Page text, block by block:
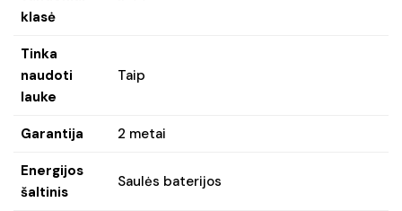
klasė
Tinka
naudoti
lauke
Taip
Garantija 2 metai
Energijos
šaltinis
Saulės baterijos